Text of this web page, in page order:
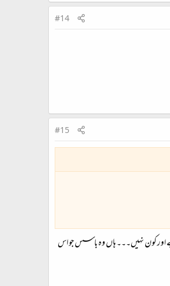
#14
#15
ہے اور کون نہیں۔۔۔ ہاں وہ باسس جو اس